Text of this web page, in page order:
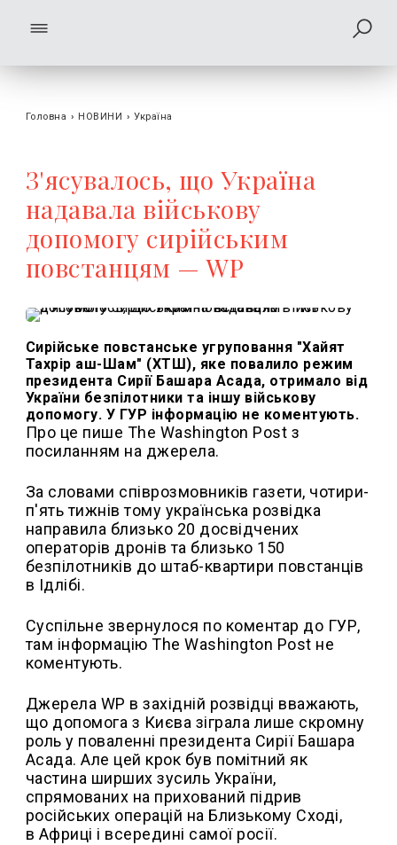
Головна › НОВИНИ › Україна
З'ясувалось, що Україна
надавала військову
допомогу сирійським
повстанцям — WP
Сирійське повстанське угруповання "Хайят
Тахрір аш-Шам" (ХТШ), яке повалило режим
президента Сирії Башара Асада, отримало від
України безпілотники та іншу військову
допомогу. У ГУР інформацію не коментують.
Про це пише The Washington Post з
посиланням на джерела.
За словами співрозмовників газети, чотири-
п'ять тижнів тому українська розвідка
направила близько 20 досвідчених
операторів дронів та близько 150
безпілотників до штаб-квартири повстанців
в Ідлібі.
Суспільне звернулося по коментар до ГУР,
там інформацію The Washington Post не
коментують.
Джерела WP в західній розвідці вважають,
що допомога з Києва зіграла лише скромну
роль у поваленні президента Сирії Башара
Асада. Але цей крок був помітний як
частина ширших зусиль України,
спрямованих на прихований підрив
російських операцій на Близькому Сході,
в Африці і всередині самої росії.